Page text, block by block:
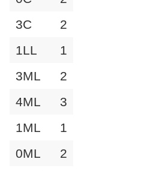
3C
2
1LL
1
3ML
2
4ML
3
1ML
1
0ML
2